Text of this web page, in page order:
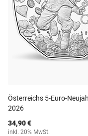
Österreichs 5-Euro-
2026
34,90 €
inkl. 20% MwSt.